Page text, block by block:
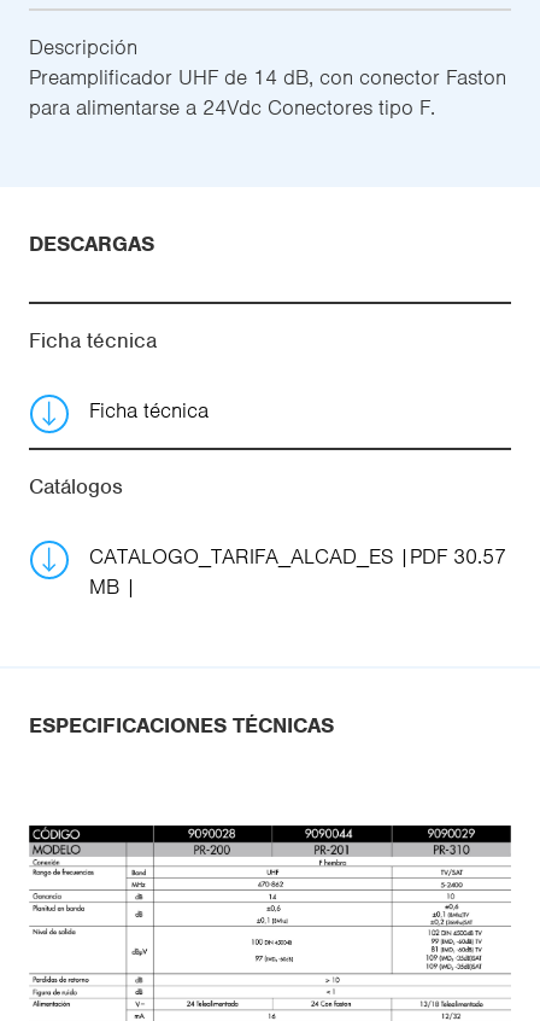
Descripción
Preamplificador UHF de 14 dB, con conector Faston
para alimentarse a 24Vdc Conectores tipo F.
DESCARGAS
Ficha técnica
Ficha técnica
Catálogos
CATALOGO_TARIFA_ALCAD_ES
PDF 30.57
MB
ESPECIFICACIONES TÉCNICAS